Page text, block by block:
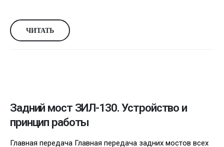
ЧИТАТЬ
Задний мост ЗИЛ-130. Устройство и
принцип работы
Главная передача Главная передача задних мостов всех